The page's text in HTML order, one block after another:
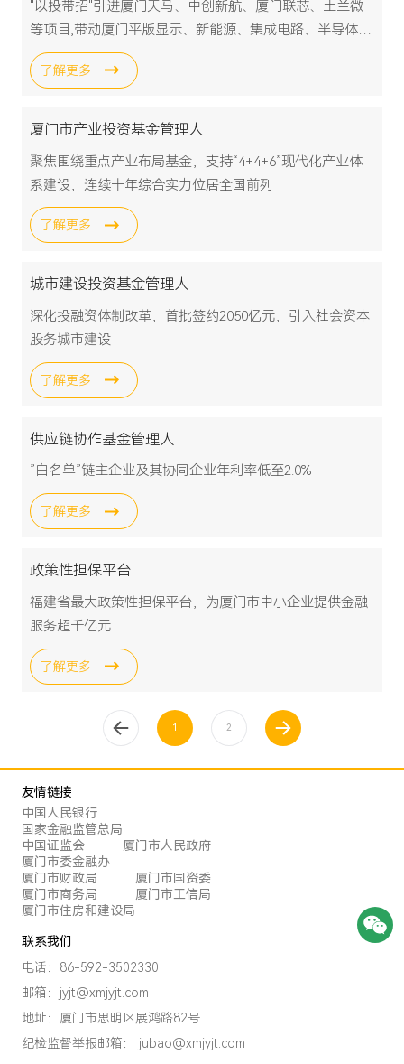
"以投带招"引进厦门天马、中创新航、厦门联芯、土兰微
等项目,带动厦门平版显示、新能源、集成电路、半导体等
产业聚集发展
了解更多
厦门市产业投资基金管理人
聚焦围绕重点产业布局基金，支持“4+4+6”现代化产业体
系建设，连续十年综合实力位居全国前列
了解更多
城市建设投资基金管理人
深化投融资体制改革，首批签约2050亿元，引入社会资本
股务城市建设
了解更多
供应链协作基金管理人
”白名单”链主企业及其协同企业年利率低至2.0%
了解更多
政策性担保平台
福建省最大政策性担保平台，为厦门市中小企业提供金融
服务超千亿元
了解更多
1 2
下一页
友情链接
中国人民银行
国家金融监管总局
中国证监会
厦门市人民政府
厦门市委金融办
厦门市财政局
厦门市国资委
厦门市商务局
厦门市工信局
厦门市住房和建设局
联系我们
电话：86-592-3502330
邮箱：jyjt@xmjyjt.com
地址：厦门市思明区展鸿路82号
纪检监督举报邮箱： jubao@xmjyjt.com